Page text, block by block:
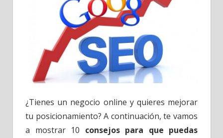
¿Tienes un negocio online y quieres mejorar
tu posicionamiento? A continuación, te vamos
a mostrar 10 consejos para que puedas